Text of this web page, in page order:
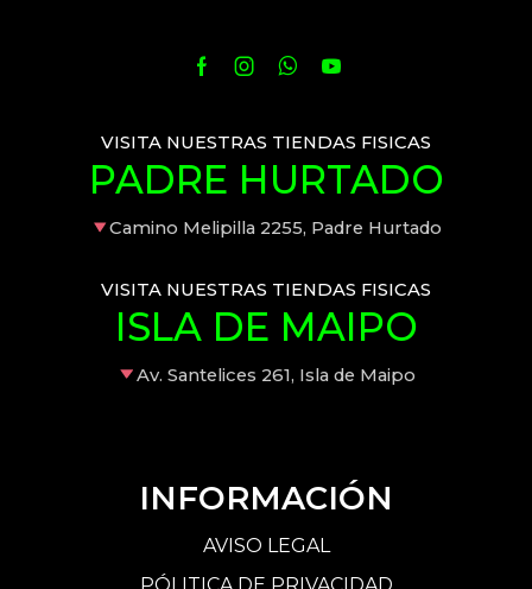
VISITA NUESTRAS TIENDAS FISICAS
PADRE HURTADO
Camino Melipilla 2255, Padre Hurtado
VISITA NUESTRAS TIENDAS FISICAS
ISLA DE MAIPO
Av. Santelices 261, Isla de Maipo
INFORMACIÓN
AVISO LEGAL